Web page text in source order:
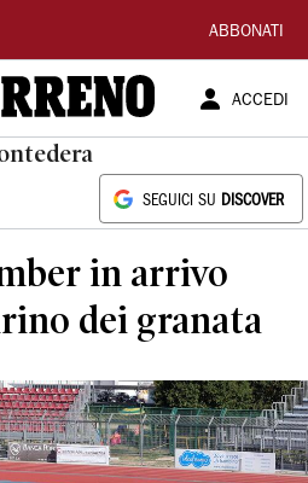
ABBONATI
ACCEDI
SEGUICI SU DISCOVER
in arrivo
dei granata